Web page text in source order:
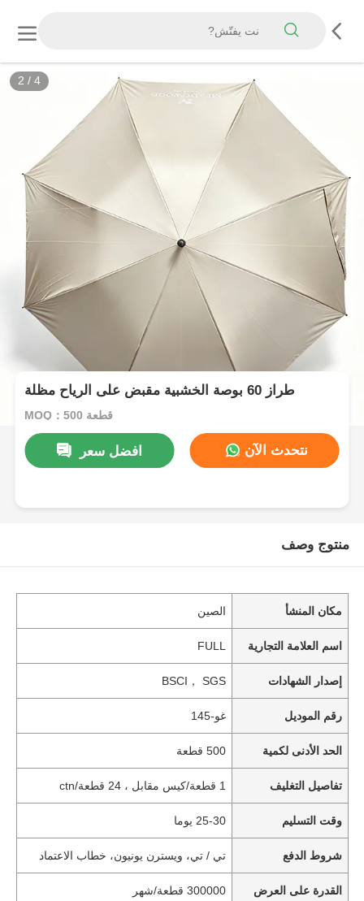
2 / 4
طراز 60 بوصة الخشبية مقبض على الرياح مظلة
MOQ：500 قطعة
افضل سعر نتحدث الآن
منتوج وصف
مكان المنشأ الصين
اسم العلامة التجارية FULL
إصدار الشهادات BSCI， SGS
رقم الموديل غو-145
الحد الأدنى لكمية 500 قطعة
تفاصيل التغليف 1 قطعة/كيس مقابل ، 24 قطعة/ctn
وقت التسليم 25-30 يوما
شروط الدفع تي / تي، ويسترن يونيون، خطاب الاعتماد
القدرة على العرض 300000 قطعة/شهر